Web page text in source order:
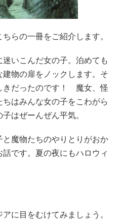
らの一冊をご紹介します。
いこんだ女の子。泊めても
物の扉をノックします。そ
だったのです！ 魔女、怪
はみんな女の子をこわがら
はぜーんぜん平気。
魔物たちのやりとりがおか
です。夏の夜にもハロウィ
に目をむけてみましょう。